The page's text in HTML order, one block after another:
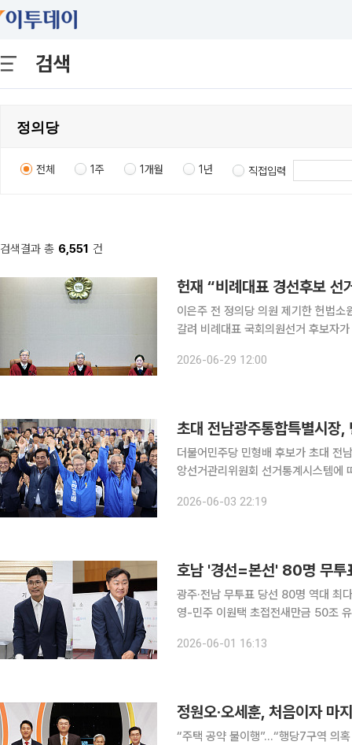
검색
전체 1주 1개월 1년 직접입력
검색결과 총 6,551 건
헌재 “비례대표 경선후보 선
이은주 전 정의당 의원 제기한 헌법
갈려 비례대표 국회의원선거 후보자가 되려는 사람의 당내 경선 선거사무소 설치와 후원회 지정을
법조계에 따르면 헌재는 24일 비례대
2026-06-29 12:00
초대 전남광주통합특별시장
더불어민주당 민형배 후보가 초대 전남
앙선거관리위원회 선거통계시스템에
3.65％, 정의당 강은미 후보 4.04％,
2026-06-03 22:19
광주·전남 무투표 당선 80명 역대 최
영-민주 이원택 초접전새만금 50조
후보들의 유세전과 공약 대결, 여야의
2026-06-01 16:13
정원오·오세훈, 처음이자 마
“주택 공약 불이행”…“행당7구역 의